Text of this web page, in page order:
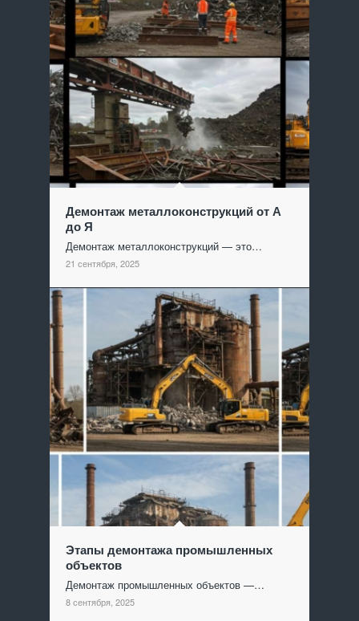
Демонтаж металлоконструкций от А
до Я
Демонтаж металлоконструкций — это…
21 сентября, 2025
Этапы демонтажа промышленных
объектов
Демонтаж промышленных объектов —…
8 сентября, 2025